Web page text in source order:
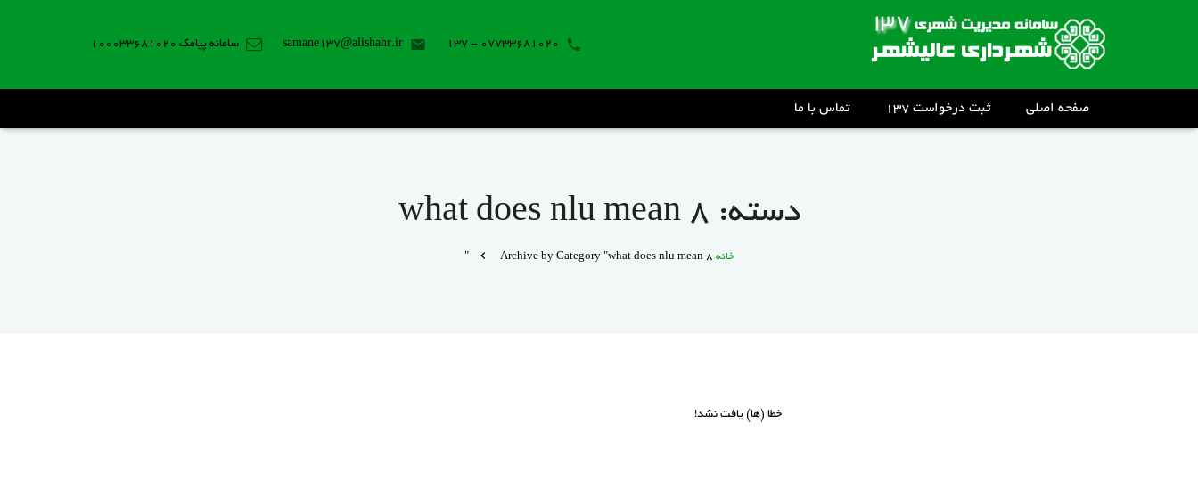
07733681020 - 137
samane137@alishahr.ir سامانه پیامک 100033681020
صفحه اصلی ثبت درخواست ۱۳۷ تماس با ما
دسته: what does nlu mean 8
خانه Archive by Category "what does nlu mean 8"
خطا (ها) یافت نشد!